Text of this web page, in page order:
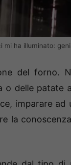
mi ha illuminato:
del forno.
o delle patate
imparare
la